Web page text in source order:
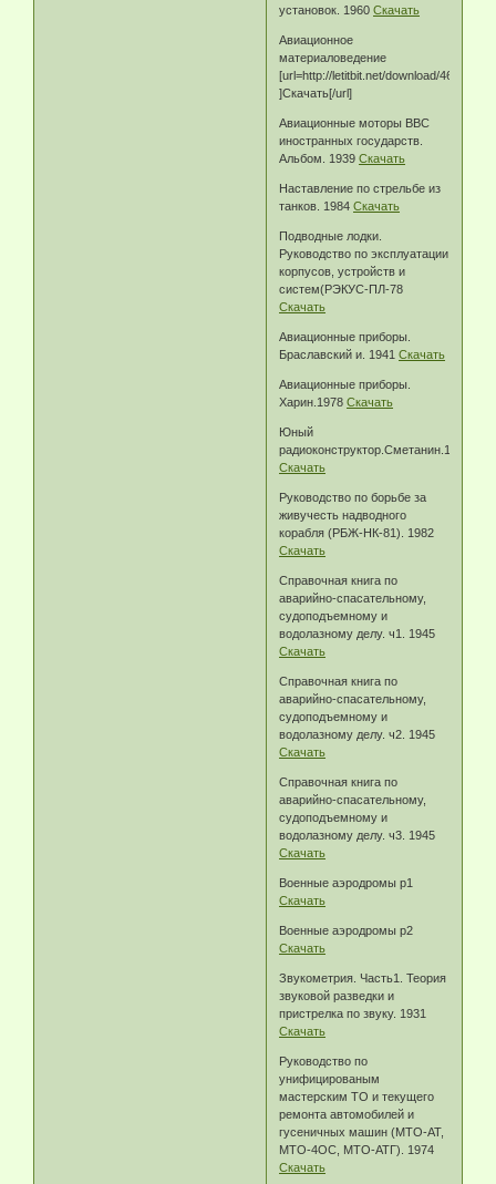
установок. 1960Скачать
Авиационное
материаловедение
[url=http://letitbit.net/download/
]Скачать[/url]
Авиационные моторы ВВС
иностранных государств.
Альбом. 1939Скачать
Наставление по стрельбе из
танков. 1984Скачать
Подводные лодки.
Руководство по эксплуатации
корпусов, устройств и
систем(РЭКУС-ПЛ-78
Скачать
Авиационные приборы.
Браславский и. 1941Скачать
Авиационные приборы.
Харин.1978Скачать
Юный
радиоконструктор.Сметанин.1956
Скачать
Руководство по борьбе за
живучесть надводного
корабля (РБЖ-НК-81). 1982
Скачать
Справочная книга по
аварийно-спасательному,
судоподъемному и
водолазному делу. ч1. 1945
Скачать
Справочная книга по
аварийно-спасательному,
судоподъемному и
водолазному делу. ч2. 1945
Скачать
Справочная книга по
аварийно-спасательному,
судоподъемному и
водолазному делу. ч3. 1945
Скачать
Военные аэродромы p1
Скачать
Военные аэродромы p2
Скачать
Звукометрия. Часть1. Теория
звуковой разведки и
пристрелка по звуку. 1931
Скачать
Руководство по
унифицированым
мастерским ТО и текущего
ремонта автомобилей и
гусеничных машин (МТО-АТ,
МТО-4ОС, МТО-АТГ). 1974
Скачать